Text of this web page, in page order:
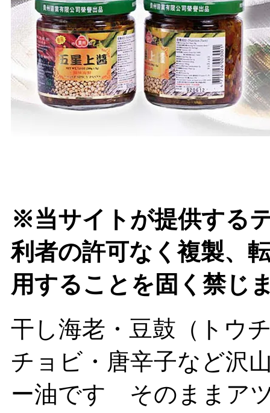
※当サイトが提供する
利者の許可なく複製、
用することを固く禁じ
干し海老・豆鼓（トウ
チョビ・唐辛子など沢
ー油です そのままア